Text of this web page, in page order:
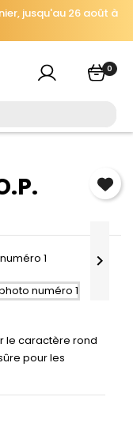
jusqu'au 26 août à
de l'Est du
d'achat 0

le caractère rond
pour les
×
les produits